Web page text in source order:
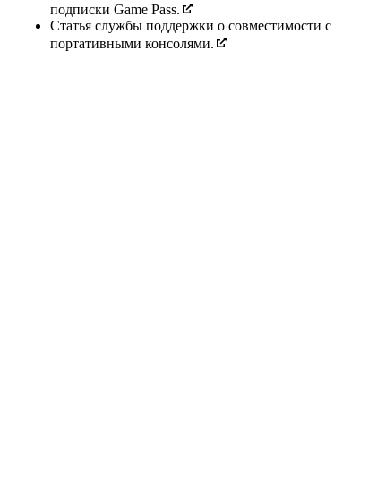
подписки Game Pass.
Статья службы поддержки о совместимости с
портативными консолями.